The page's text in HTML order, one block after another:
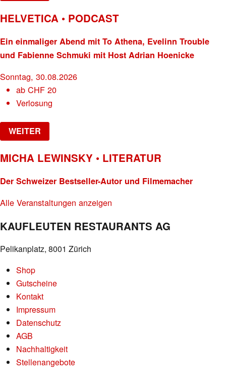
HELVETICA • PODCAST
Ein einmaliger Abend mit To Athena, Evelinn Trouble
und Fabienne Schmuki mit Host Adrian Hoenicke
Sonntag, 30.08.2026
abCHF 20
Verlosung
WEITER
MICHA LEWINSKY • LITERATUR
Der Schweizer Bestseller-Autor und Filmemacher
Alle Veranstaltungen anzeigen
KAUFLEUTEN RESTAURANTS AG
Pelikanplatz, 8001 Zürich
Shop
Gutscheine
Kontakt
Impressum
Datenschutz
AGB
Nachhaltigkeit
Stellenangebote